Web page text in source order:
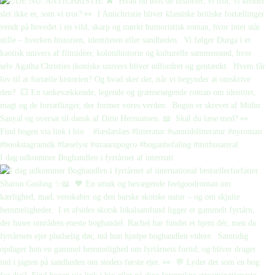
I dag udkommer Boghandlen i fyrtårnet af internati